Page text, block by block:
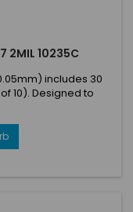
2MIL 10235C
includes 30
10). Designed to
dirt and debris